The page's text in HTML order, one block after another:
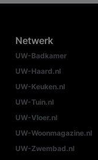
Netwerk
UW-Badkamer
UW-Haard.nl
UW-Keuken.nl
UW-Tuin.nl
UW-Vloer.nl
UW-Woonmagazine.nl
UW-Zwembad.nl